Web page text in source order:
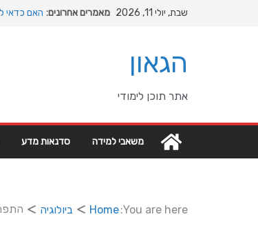
שבת, יולי 11, 2026 מאמרים אחרונים: האם כדאי
הגאון
אתר תוכן לימודי
משאבי למידה סדנאות מדע
You are here:
Home ביולוגיה